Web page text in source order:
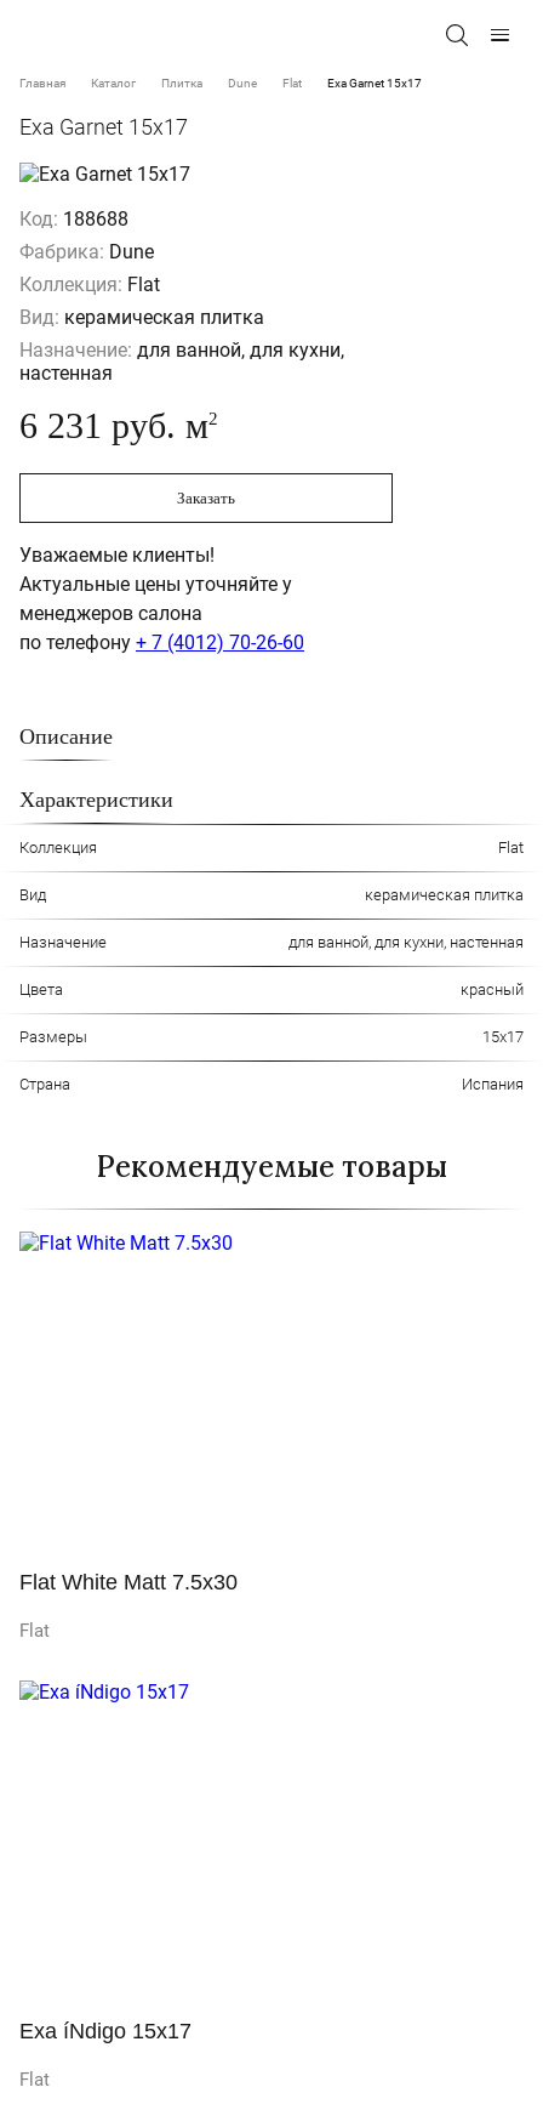
Главная Каталог Плитка Dune Flat Exa Garnet 15x17
Exa Garnet 15x17
Код: 188688
Фабрика: Dune
Коллекция: Flat
Вид: керамическая плитка
Назначение: для ванной, для кухни,
настенная
6 231 руб. м2
Заказать
Уважаемые клиенты!
Актуальные цены уточняйте у
менеджеров салона
по телефону + 7 (4012) 70-26-60
Описание
Характеристики
Коллекция Flat
Вид керамическая плитка
Назначение для ванной, для кухни, настенная
Цвета красный
Размеры 15x17
Страна Испания
Рекомендуемые товары
Flat White Matt 7.5x30
Flat
Exa íNdigo 15x17
Flat